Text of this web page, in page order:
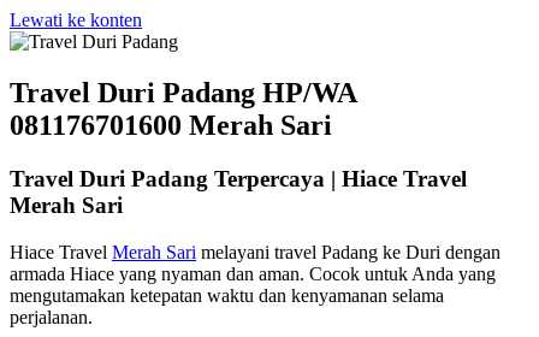
Lewati ke konten
Travel Duri Padang HP/WA
081176701600 Merah Sari
Travel Duri Padang Terpercaya | Hiace Travel
Merah Sari
Hiace Travel Merah Sari melayani travel Padang ke Duri dengan
armada Hiace yang nyaman dan aman. Cocok untuk Anda yang
mengutamakan ketepatan waktu dan kenyamanan selama
perjalanan.